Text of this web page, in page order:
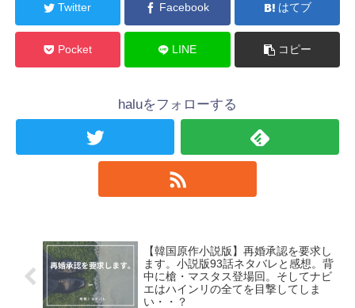
Twitter Facebook はてブ
Pocket LINE コピー
haluをフォローする
【韓国原作小説版】再婚承認を要求し
ます。小説版93話ネタバレと感想。背
中に槍・マスタス登場回。そしてナビ
エはハインリの全てを目撃してしま
い・・？